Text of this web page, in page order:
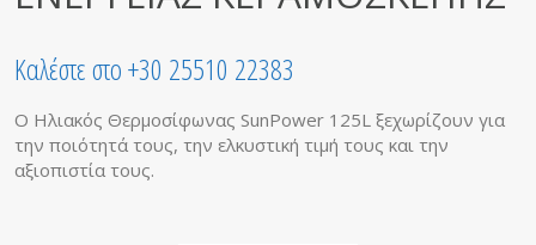
Καλέστε στο +30 25510 22383
Ο Ηλιακός Θερμοσίφωνας SunPower 125L ξεχωρίζουν για
την ποιότητά τους, την ελκυστική τιμή τους και την
αξιοπιστία τους.